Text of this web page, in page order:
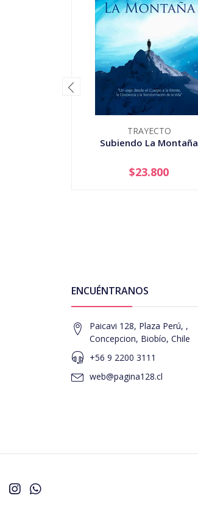
TRAYECTO
Subiendo La Montaña
+
$23.800
ENCUÉNTRANOS
Paicavi 128, Plaza Perú, ,
Concepcion, Biobío, Chile
+56 9 2200 3111
web@pagina128.cl